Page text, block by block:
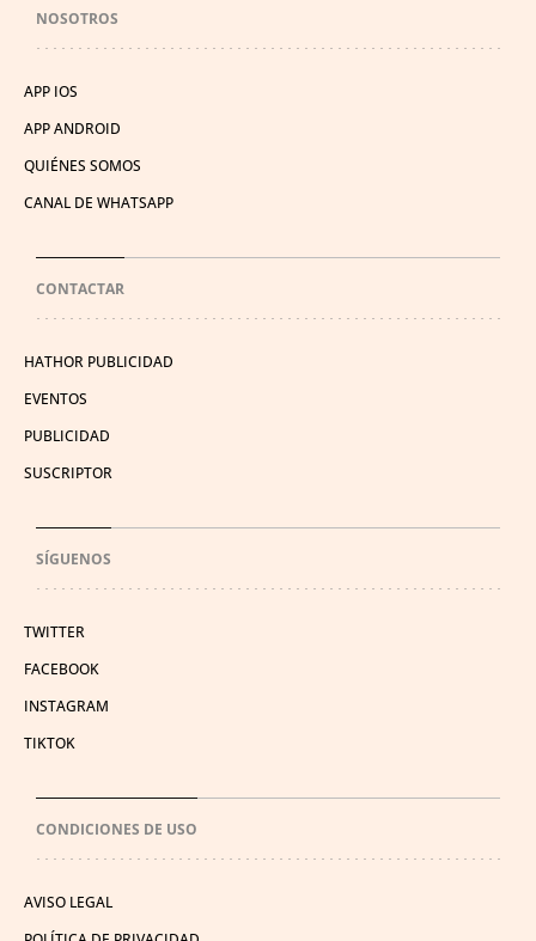
NOSOTROS
APP IOS
APP ANDROID
QUIÉNES SOMOS
CANAL DE WHATSAPP
CONTACTAR
HATHOR PUBLICIDAD
EVENTOS
PUBLICIDAD
SUSCRIPTOR
SÍGUENOS
TWITTER
FACEBOOK
INSTAGRAM
TIKTOK
CONDICIONES DE USO
AVISO LEGAL